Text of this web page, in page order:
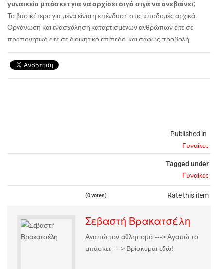
Published in
Γυναίκες
Tagged under
Γυναίκες
Rate this item
(0 votes)
γυναικείο μπάσκετ για να αρχίσει σιγά σιγά να ανεβαίνει;
Το βασικότερο για μένα είναι η επένδυση στις υποδομές αρχικά.
Οργάνωση και ενασχόληση καταρτισμένων ανθρώπων είτε σε
προπονητικό είτε σε διοικητικό επίπεδο και σαφώς προβολή.
Σεβαστή Βρακατσέλη
Αγαπώ τον αθλητισμό ---> Αγαπώ το
μπάσκετ ---> Βρίσκομαι εδώ!